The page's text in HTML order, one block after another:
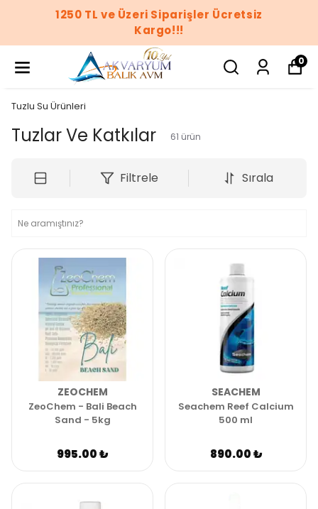
1250 TL ve Üzeri Siparişler Ücretsiz
Kargo!!!
0
Tuzlu Su Ürünleri
Tuzlar Ve Katkılar 61 ürün
Filtrele Sırala
ZEOCHEM
ZeoChem - Bali Beach
Sand - 5kg
995.00 ₺
SEACHEM
Seachem Reef Calcium
500 ml
890.00 ₺